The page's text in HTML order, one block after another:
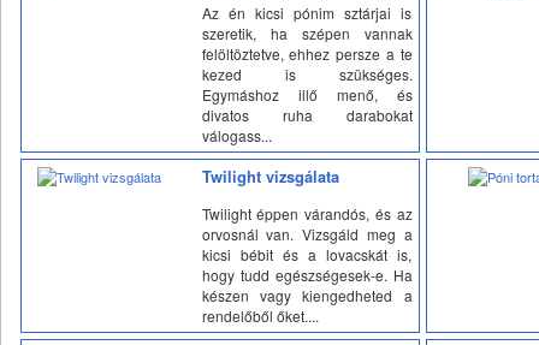
Az én kicsi pónim sztárjai is
szeretik, ha szépen vannak
felöltöztetve, ehhez persze a te
kezed is szükséges.
Egymáshoz illő menő, és
divatos ruha darabokat
válogass...
Twilight vizsgálata
Twilight éppen várandós, és az
orvosnál van. Vizsgáld meg a
kicsi bébit és a lovacskát is,
hogy tudd egészségesek-e. Ha
készen vagy kiengedheted a
rendelőből őket....